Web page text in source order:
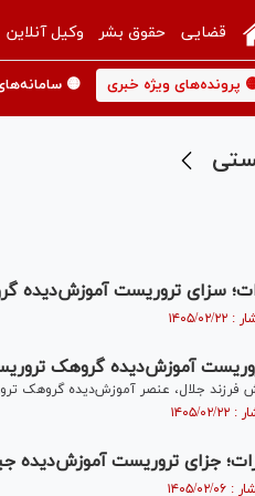
قضایی حقوق بشر وکیل آنلاین
پرونده‌های ویژه خبری 🟡
سزای تروریست آموزش‌دیده
آموزش‌دیده گروهک
جلال، عنصر آموزش‌دیده گروهک
جزای تروریست آموزش‌دیده